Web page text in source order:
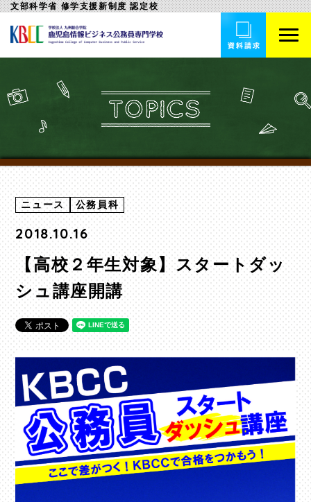
文部科学省 修学支援新制度 認定校
ニュース 公務員科
2018.10.16
【高校２年生対象】スタートダッ
シュ講座開講